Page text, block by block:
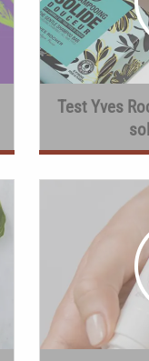
Test Yves